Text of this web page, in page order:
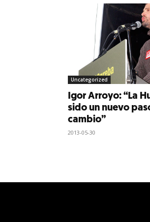
Uncategorized
Igor Arroyo: “La
sido un nuevo
cambio”
2013-05-30